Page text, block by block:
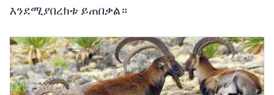
እንደሚያበረክቱ ይጠበቃል።